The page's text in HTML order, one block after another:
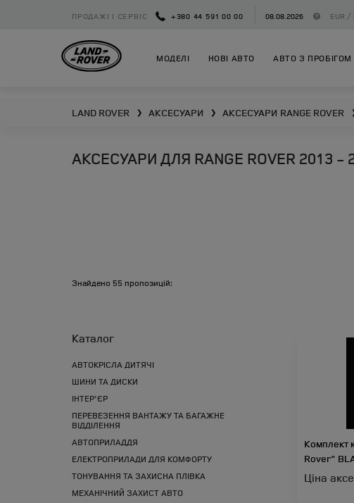
ПРОДАЖІ І СЕРВІС +380 44 591 00 00 08.08.2026 EUR /
МОДЕЛІ НОВІ АВТО АВТО З ПРОБІГОМ
LAND ROVER ❯ АКСЕСУАРИ ❯ АКСЕСУАРИ RANGE ROVER
АКСЕСУАРИ ДЛЯ RANGE ROVER 2013 -
Знайдено 55 пропозицій:
Каталог
АВТОКРІСЛА ДИТЯЧІ
ШИНИ ТА ДИСКИ
ІНТЕР'ЄР
ПЕРЕВЕЗЕННЯ ВАНТАЖУ ТА БАГАЖНЕ
ВІДДІЛЕННЯ
АВТОПРИЛАДДЯ
ЕЛЕКТРОПРИЛАДИ ДЛЯ КОМФОРТУ
ТОНУВАННЯ ТА ЗАХИСНА ПЛІВКА
МЕХАНІЧНИЙ ЗАХИСТ АВТО
Комплект
Rover"
Ціна